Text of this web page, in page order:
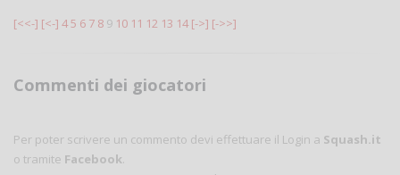
[<<-] [<-] 45 6 7 8 9 10 11 12 13 14 [->] [->>]
Commenti dei giocatori
Per poter scrivere un commento devi effettuare il Login a Squash.it
o tramite Facebook.